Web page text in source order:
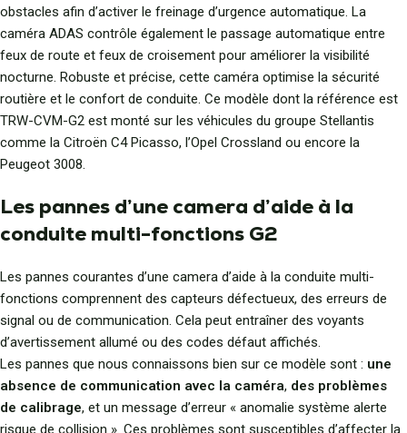
obstacles afin d’activer le freinage d’urgence automatique. La
caméra ADAS contrôle également le passage automatique entre
feux de route et feux de croisement pour améliorer la visibilité
nocturne. Robuste et précise, cette caméra optimise la sécurité
routière et le confort de conduite. Ce modèle dont la référence est
TRW-CVM-G2 est monté sur les véhicules du groupe Stellantis
comme la Citroën C4 Picasso, l’Opel Crossland ou encore la
Peugeot 3008.
Les pannes d’une camera d’aide à la
conduite multi-fonctions G2
Les pannes courantes d’une camera d’aide à la conduite multi-
fonctions comprennent des capteurs défectueux, des erreurs de
signal ou de communication. Cela peut entraîner des voyants
d’avertissement allumé ou des codes défaut affichés.
Les pannes que nous connaissons bien sur ce modèle sont : une
absence de communication avec la caméra, des problèmes
de calibrage, et un message d’erreur « anomalie système alerte
risque de collision ». Ces problèmes sont susceptibles d’affecter la